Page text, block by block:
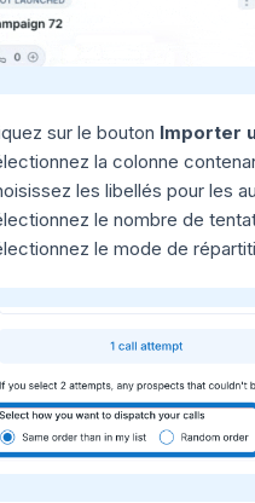
sur le bouton Importer
la colonne
les libellés pour les
le nombre de
le mode de